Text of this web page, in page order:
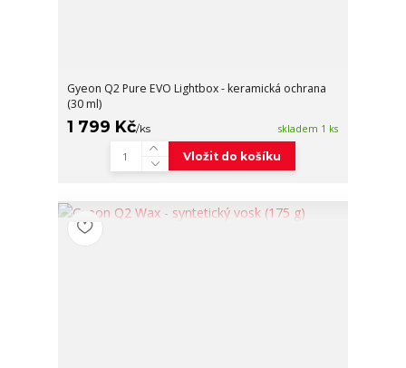
Gyeon Q2 Pure EVO Lightbox - keramická ochrana
(30 ml)
1 799 Kč/ks skladem 1 ks
Vložit do košíku